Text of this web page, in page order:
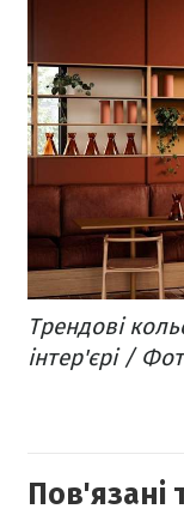
Трендові
інтер'єрі /
Пов'язані